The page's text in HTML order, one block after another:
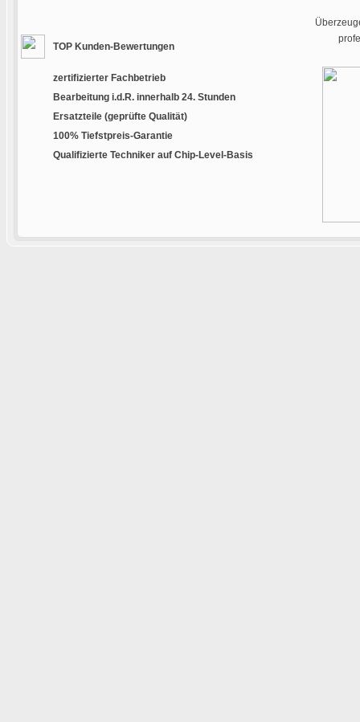
TOP Kunden-Bewertungen
zertifizierter Fachbetrieb
Bearbeitung i.d.R. innerhalb 24. Stunden
Ersatzteile (geprüfte Qualität)
100% Tiefstpreis-Garantie
Qualifizierte Techniker auf Chip-Level-Basis